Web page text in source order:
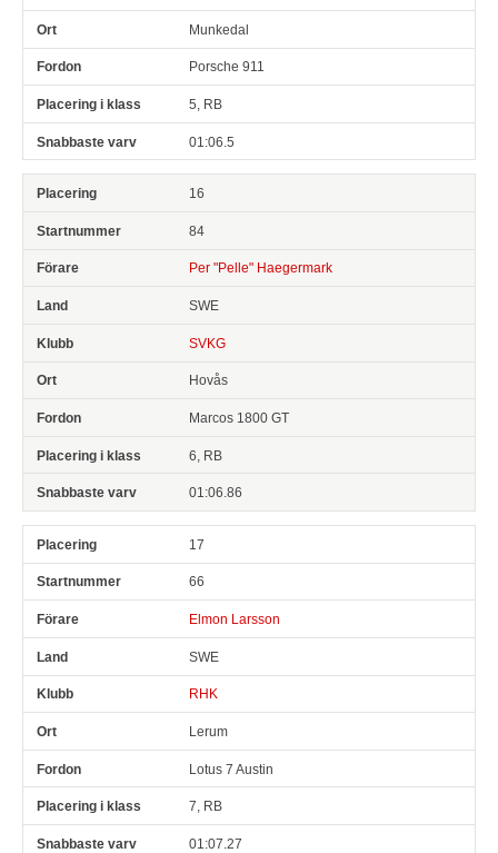
Munkedal
Porsche 911
5, RB
01:06.5
16
84
Per "Pelle" Haegermark
SWE
SVKG
Hovås
Marcos 1800 GT
6, RB
01:06.86
17
66
Elmon Larsson
SWE
RHK
Lerum
Lotus 7 Austin
7, RB
01:07.27